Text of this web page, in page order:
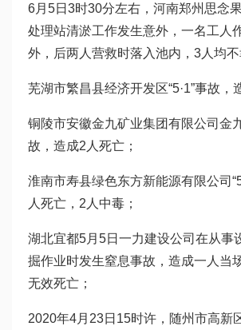
6月5日3时30分左右，河南郑州思念
处理站清淤工作发生意外，一名工人
外，后两人营救时落入池内，3人均不
芜湖市繁昌县经济开发区“5·1”事故，
铜陵市安徽金九矿业集团有限公司金
故，造成2人死亡；
淮南市寿县绿色东方新能源有限公司
人死亡，2人中毒；
湖北宜都5月5日一力建设公司在从事
掘作业时发生窒息事故，造成一人当
无效死亡；
2020年4月23日15时许，随州市高新